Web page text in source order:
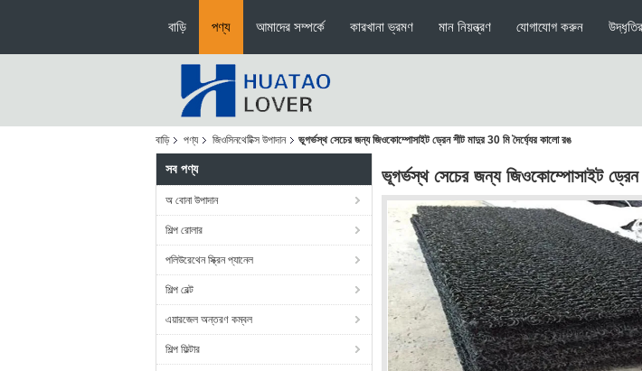
বাড়ি পণ্য আমাদের সম্পর্কে কারখানা ভ্রমণ মান নিয়ন্ত্রণ যোগাযোগ করুন
বাড়ি পণ্য জিওসিনথেটিক্স উপাদান ভূগর্ভস্থ সেচের জন্য জিওকোম্পোসাইট ড্রেন শীট মাদুর 30 মি দৈর্ঘ্যের কালো রঙ
সব পণ্য
অ বোনা উপাদান
শিল্প রোলার
পলিউরেথেন স্ক্রিন প্যানেল
শিল্প বেল্ট
এয়ারজেল অন্তরণ কম্বল
শিল্প ফিল্টার
ভূগর্ভস্থ সেচের জন্য জিওকোম্পোসাইট ড্রেন